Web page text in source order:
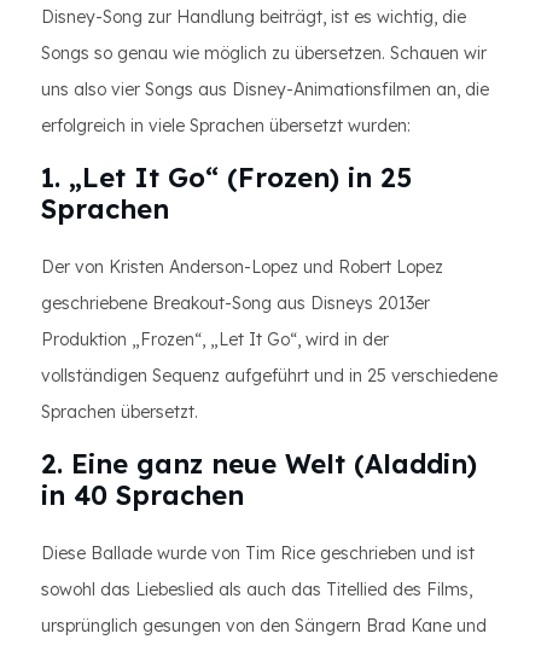
Disney-Song zur Handlung beiträgt, ist es wichtig, die
Songs so genau wie möglich zu übersetzen. Schauen wir
uns also vier Songs aus Disney-Animationsfilmen an, die
erfolgreich in viele Sprachen übersetzt wurden:
1. „Let It Go“ (Frozen) in 25
Sprachen
Der von Kristen Anderson-Lopez und Robert Lopez
geschriebene Breakout-Song aus Disneys 2013er
Produktion „Frozen“, „Let It Go“, wird in der
vollständigen Sequenz aufgeführt und in 25 verschiedene
Sprachen übersetzt.
2. Eine ganz neue Welt (Aladdin)
in 40 Sprachen
Diese Ballade wurde von Tim Rice geschrieben und ist
sowohl das Liebeslied als auch das Titellied des Films,
ursprünglich gesungen von den Sängern Brad Kane und